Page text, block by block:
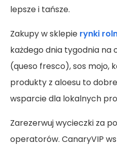
lepsze i tańsze.
Zakupy w sklepie rynki
każdego dnia tygodnia na
(queso fresco), sos mojo,
produkty z aloesu to
wsparcie dla lokalnych
Zarezerwuj wycieczki za
operatorów. CanaryVIP